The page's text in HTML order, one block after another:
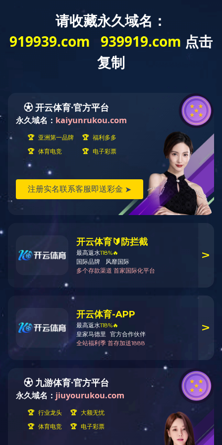
英语系
英语系
当前位置： 本站乐鱼（中国） - 师资力量 -
系部师资 -
英语系 -